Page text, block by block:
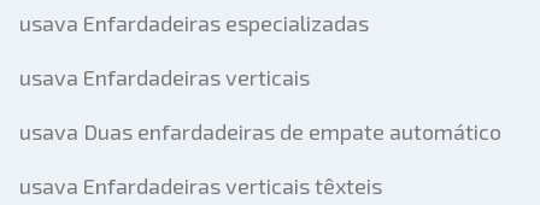
usava Enfardadeiras especializadas
usava Enfardadeiras verticais
usava Duas enfardadeiras de empate automático
usava Enfardadeiras verticais têxteis